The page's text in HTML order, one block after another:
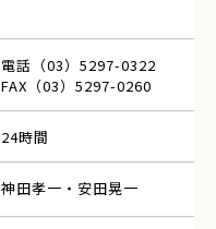
電話（03）5297-0322
FAX（03）5297-0260
24時間
神田孝一・安田晃一